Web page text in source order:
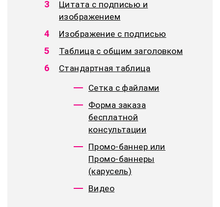
Цитата с подписью и
изображением
Изображение с подписью
Таблица с общим заголовком
Стандартная таблица
Сетка с файлами
Форма заказа
бесплатной
консультации
Промо-баннер или
Промо-баннеры
(карусель)
Видео